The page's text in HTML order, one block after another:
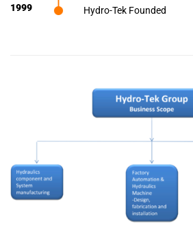
1999 Hydro-Tek Founded